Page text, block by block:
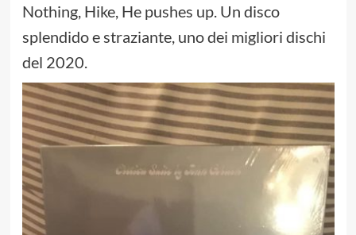
Nothing, Hike, He pushes up. Un disco
splendido e straziante, uno dei migliori dischi
del 2020.